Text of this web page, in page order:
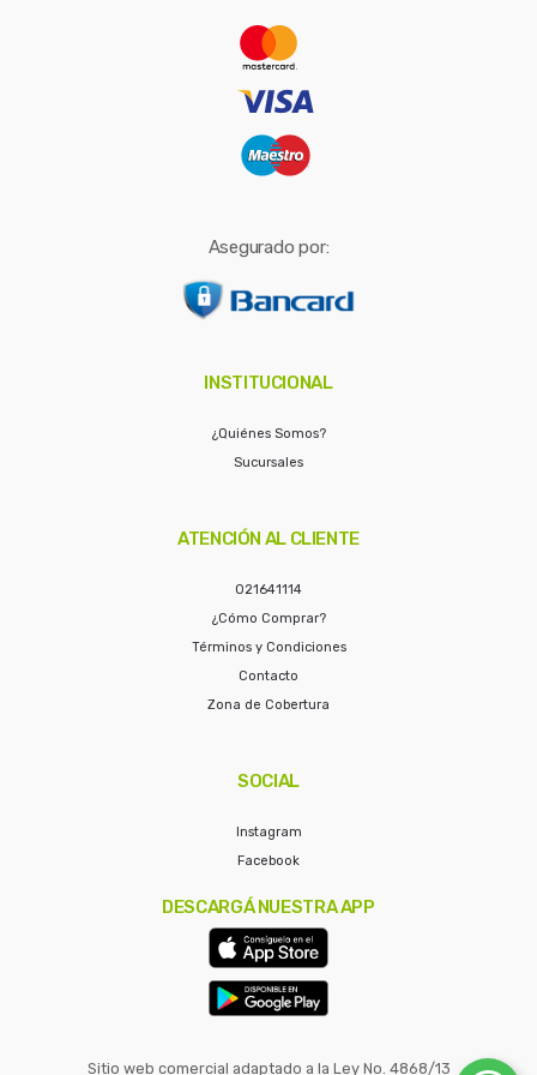
Asegurado por:
INSTITUCIONAL
¿Quiénes Somos?
Sucursales
ATENCIÓN AL CLIENTE
021641114
¿Cómo Comprar?
Términos y Condiciones
Contacto
Zona de Cobertura
SOCIAL
Instagram
Facebook
DESCARGÁ NUESTRA APP
Sitio web comercial adaptado a la Ley No. 4868/13